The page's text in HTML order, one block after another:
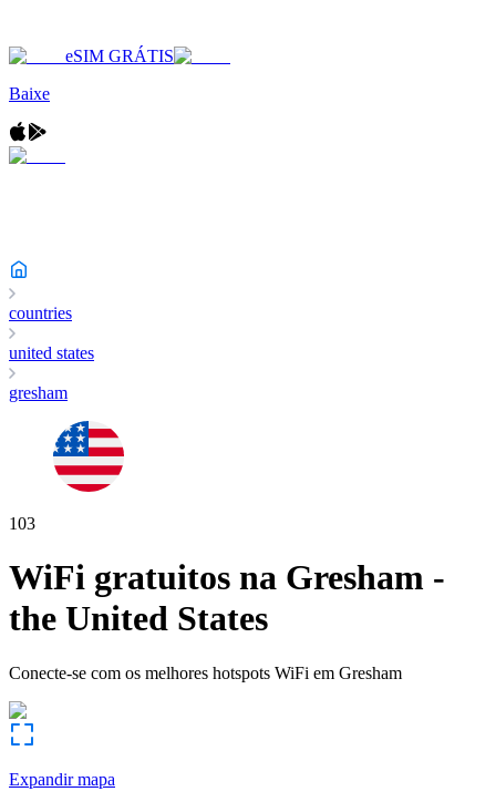
eSIM GRÁTIS
Baixe
countries
united states
gresham
103
WiFi gratuitos na Gresham -
the United States
Conecte-se com os melhores hotspots WiFi em Gresham
Expandir mapa